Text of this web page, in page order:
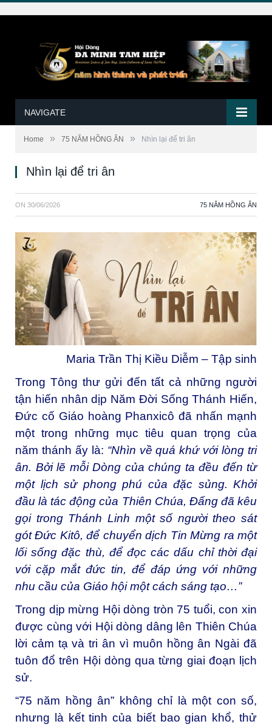
NAVIGATE
Home » 75 NĂM HỒNG ÂN » Nhìn lại để tri ân
Nhìn lại để tri ân
ON 30/06/2026 75 NĂM HỒNG ÂN
Maria Trần Thị Kiều Diễm – Tập sinh
Trong Tông thư gửi đến tất cả những người
tận hiến nhân dịp Năm Đời Sống Thánh Hiến,
Đức cố Giáo hoàng Phanxicô đã nhấn mạnh
một trong những mục tiêu quan trọng của
năm thánh ấy là: “Nhìn về quá khứ với lòng tri
ân. Bởi lẽ mỗi Dòng của chúng ta đều đến từ
một lịch sử phong phú của đặc sủng. Khởi
đầu là tác động của Thiên Chúa, Đấng đã kêu
gọi trong Thánh Linh một số người theo sát
gót Đức Kitô, để chuyển dịch Tin Mừng ra một
lối sống đặc thù, để đọc các dấu chỉ thời đại
với cặp mắt đức tin, để đáp ứng với những
nhu cầu của Giáo hội một cách sáng tạo…”
Trong dịp mừng Hội dòng tròn 75 tuổi, con xin
được cùng với Hội dòng dâng lên Thiên Chúa
lời cảm tạ và tri ân vì muôn hồng ân Ngài đã
tuôn đổ trên Hội dòng qua từng giai đoạn lịch
sử.
“75 năm hồng ân” không chỉ là một con số,
nhưng là kết tinh của biết bao gian khổ, thử